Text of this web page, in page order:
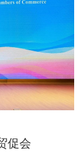
促会